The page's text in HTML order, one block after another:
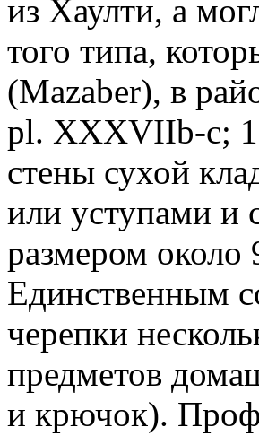
из Хаулти, а
того типа,
(Mazaber), в
pl. XXXVIIb-c;
стены сухой
или уступами и
размером
Единственным
черепки
предметов
и крючок).